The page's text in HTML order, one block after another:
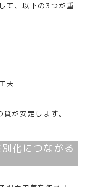
て、以下の3つが重
夫
が安定します。
化につながる